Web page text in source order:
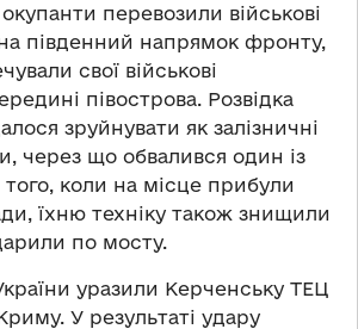
перевозили військові
на південний напрямок фронту,
свої військові
півострова. Розвідка
зруйнувати як залізничні
через що обвалився один із
того, коли на місце прибули
їхню техніку також знищили
по мосту.
уразили Керченську ТЕЦ
У результаті удару